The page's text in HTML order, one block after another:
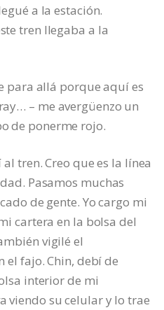
a la estación.
tren llegaba a la
para allá porque aquí es
– me avergüenzo un
de ponerme rojo.
tren. Creo que es la línea
Pasamos muchas
de gente. Yo cargo mi
cartera en la bolsa del
vigilé el
fajo. Chin, debí de
interior de mi
viendo su celular y lo trae